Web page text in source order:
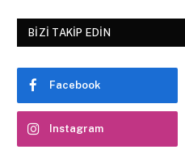
BIZI TAKIP EDIN
Facebook
Instagram